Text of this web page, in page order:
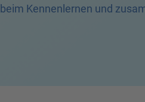
beim Kennenlernen und